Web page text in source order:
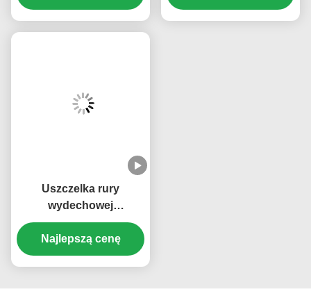
WG9100760100
Uszczelka rury
wydechowej
VG1560110111
KM2401567 Sinotruk
Howo WD615 WP10
Najlepszą cenę